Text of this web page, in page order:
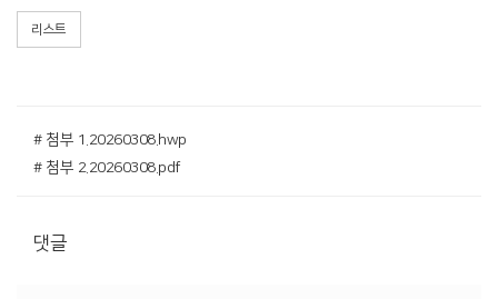
리스트
# 첨부 1.20260308.hwp
# 첨부 2.20260308.pdf
댓글